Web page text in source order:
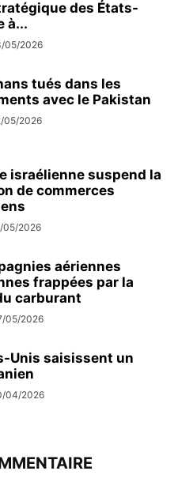
des États-
à...
05/2026
tués dans les
avec le Pakistan
05/2026
israélienne suspend la
de commerces
05/2026
aériennes
frappées par la
carburant
05/2026
Unis saisissent un
04/2026